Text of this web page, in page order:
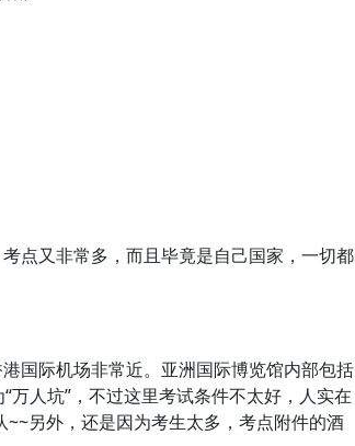
点又非常多，而且毕竟是自己国家，一切都
国际机场非常近。亚洲国际博览馆内部包括
万人坑”，不过这里考试条件不太好，人实在
另外，还是因为考生太多，考点附件的酒